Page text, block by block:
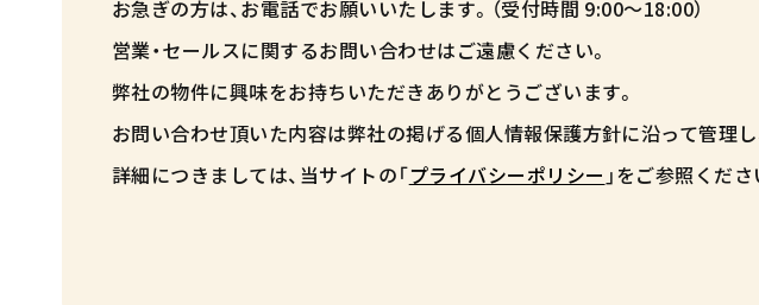
お急ぎの方は、お電話でお願いいたします。（受付時間 9:00～18:00）
営業・セールスに関するお問い合わせはご遠慮ください。
弊社の物件に興味をお持ちいただきありがとうございます。
お問い合わせ頂いた内容は弊社の掲げる個人情報保護方針に沿って管理
詳細につきましては、当サイトの「プライバシーポリシー 」をご参照くださ